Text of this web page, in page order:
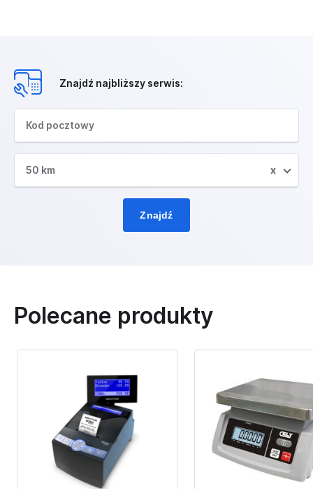
Znajdź najbliższy serwis:
50 km x
Znajdź
Polecane produkty